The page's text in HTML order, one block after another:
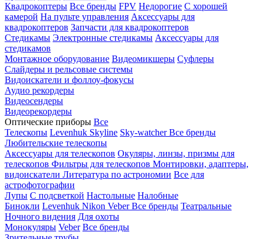
Квадрокоптеры Все бренды FPV Недорогие С хорошей
камерой На пульте управления Аксессуары для
квадрокоптеров Запчасти для квадрокоптеров
Стедикамы Электронные стедикамы Аксессуары для
стедикамов
Монтажное оборудование Видеомикшеры Суфлеры
Слайдеры и рельсовые системы
Видоискатели и фоллоу-фокусы
Аудио рекордеры
Видеосендеры
Видеорекордеры
Оптические приборы Все
Телескопы Levenhuk Skyline Sky-watcherВсе бренды
Любительские телескопы
Аксессуары для телескопов Окуляры, линзы, призмы для
телескопов Фильтры для телескопов Монтировки, адаптеры,
видоискатели Литература по астрономии Все для
астрофотографии
Лупы С подсветкой Настольные Налобные
Бинокли Levenhuk Nikon VeberВсе бренды Театральные
Ночного видения Для охоты
Монокуляры Veber Все бренды